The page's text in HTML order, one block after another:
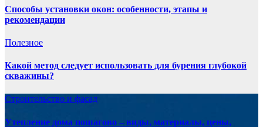
Способы установки окон: особенности, этапы и
рекомендации
Полезнoe
Какой метод следует использовать для бурения глубокой
скважины?
Строительство и фасад
Утепление дома пошагово – виды, материалы, цены,